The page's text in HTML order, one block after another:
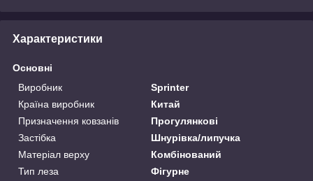
Характеристики
Основні
Виробник
Sprinter
Країна виробник
Китай
Призначення ковзанів
Прогулянкові
Застібка
Шнурівка/липучка
Матеріал верху
Комбінований
Тип леза
Фігурне